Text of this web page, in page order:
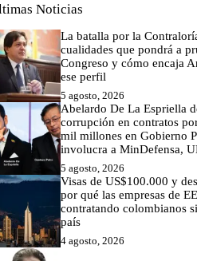
Noticias
La batalla por la
cualidades que pondrá a
Congreso y cómo encaja
ese perfil
5 agosto, 2026
Abelardo De La Espriella
corrupción en contratos
mil millones en Gobierno
involucra a MinDefensa,
5 agosto, 2026
Visas de US$100.000 y
por qué las empresas de
contratando colombianos
país
4 agosto, 2026